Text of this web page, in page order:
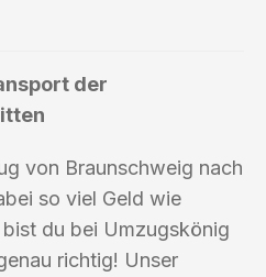
der
von Braunschweig nach
so viel Geld wie
du bei Umzugskönig
richtig! Unser